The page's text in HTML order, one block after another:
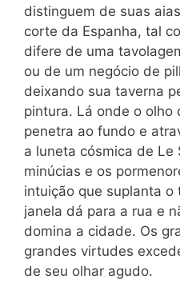
distinguem de suas
corte da Espanha, tal
difere de uma
ou de um negócio de
deixando sua taverna
pintura. Lá onde o olho
penetra ao fundo e
a luneta cósmica de Le
minúcias e os
intuição que suplanta o
janela dá para a rua e
domina a cidade. Os
grandes virtudes
de seu olhar agudo.